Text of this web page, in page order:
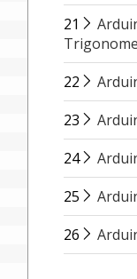
21
22
23
24
25
26